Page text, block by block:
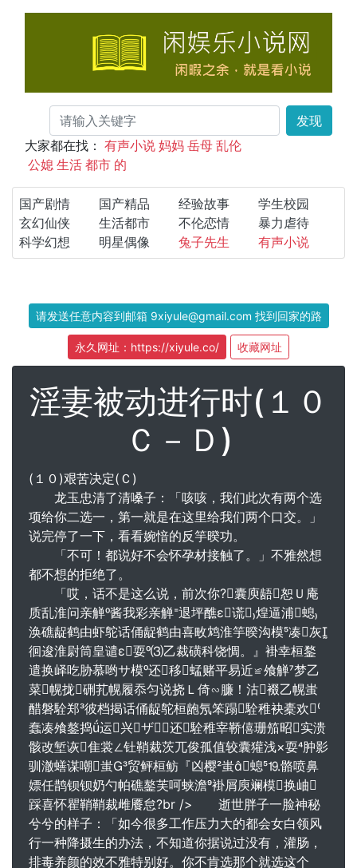
发现
大家都在找： 有声小说 妈妈 岳母 乱伦
公媳 生活 都市 的
国产剧情 国产精品 经验故事
学生校园
玄幻仙侠
生活都市 不伦恋情
暴力虐待
科学幻想
明星偶像 兔子先生 有声小说
请发送任意内容到邮箱 9xiyule@gmail.com 找到回家的路
永久网址：https://xiyule.co/ 收藏网址
淫妻被动进行时(１０
Ｃ－Ｄ)
(１０)艰苦决定(Ｃ)
龙玉忠清了清嗓子：「咳咳，我们此次有两个选
项给你二选一，第一就是在这里给我们两个口交。」
说完停了一下，看看婉愔的反竽暌功。
「不可！都说好不会怀孕材接触了。」不雅然想
都不想的拒绝了。
「哎，话不是这么说，前次你?囊庾龉恕Ｕ庵
质乱淮问亲觯酱我彩亲觯退坪醮ε谎煌逼浦螅
涣礁龊鹤由虾鸵话俑龊鹤由喜畋鸩淮竽暌沟模凑灰
徊逡淮尉筒皇谴ε耍⑶乙裁磺科饶惆。』褂幸桓鍪
遣换峄吃胁慕哟サ模还移蜢赌平易近≌飧觯梦乙
菜幌拢硎芤幌履忝匀说挠Ｌ倚∽臁！沽裰乙幌蚩
醋磐駩郑彼档揭话俑龊鸵桓龅氖笨蹋駩稚袂橐欢
蠢凑飧鏊捣ǘ运兴ザ２还駩稚宰鞒僖珊笳昭实溃
骸改堑诙隹裳∠钍鞘裁茨兀俊孤值较囊獾浅×耍肿影
驯澈蟮谋嘲蚩贸鲆桓鲂『凶樱蚩螅⒚骼喷鼻
嫖任鹊钡钡奶勺帕礁鏊芙呵蛱澹褂屑庾斓模换岫
踩喜怀瞿鞘鞘裁雌餍怠?br /> 逝世胖子一脸神秘
兮兮的样子：「如今很多工作压力大的都会女白领风
行一种降摄生的办法，不知道你据说过没有，灌肠，
排毒养颜的效不雅特别好。你不肯选那个就选这个